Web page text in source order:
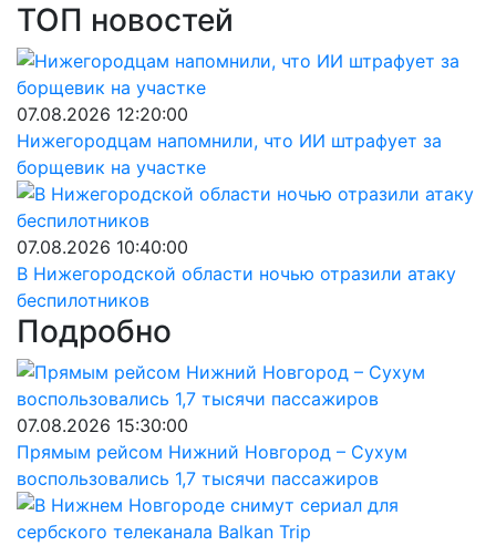
ТОП новостей
07.08.2026 12:20:00
Нижегородцам напомнили, что ИИ штрафует за
борщевик на участке
07.08.2026 10:40:00
В Нижегородской области ночью отразили атаку
беспилотников
Подробно
07.08.2026 15:30:00
Прямым рейсом Нижний Новгород – Сухум
воспользовались 1,7 тысячи пассажиров